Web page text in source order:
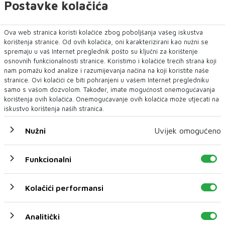
Postavke kolačića
Ova web stranica koristi kolačiće zbog poboljšanja vašeg iskustva
korištenja stranice. Od ovih kolačića, oni karakterizirani kao nužni se
spremaju u vaš Internet preglednik pošto su ključni za korištenje
osnovnih funkcionalnosti stranice. Koristimo i kolačiće trećih strana koji
nam pomažu kod analize i razumijevanja načina na koji koristite naše
stranice. Ovi kolačići će biti pohranjeni u vašem Internet pregledniku
samo s vašom dozvolom. Također, imate mogućnost onemogućavanja
korištenja ovih kolačića. Onemogućavanje ovih kolačića može utjecati na
iskustvo korištenja naših stranica.
Nužni Uvijek omogućeno
Funkcionalni
Kolačići performansi
Analitički